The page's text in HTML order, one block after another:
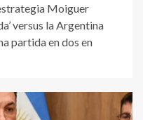
Moiguer
versus la Argentina
partida en dos en